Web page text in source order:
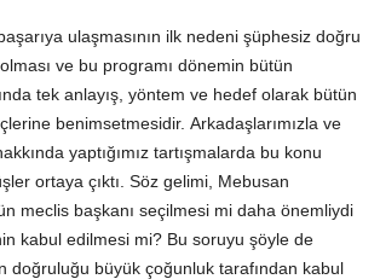
ulaşmasının ilk nedeni şüphesiz doğru
ve bu programı dönemin bütün
tek anlayış, yöntem ve hedef olarak bütün
benimsetmesidir. Arkadaşlarımızla ve
yaptığımız tartışmalarda bu konu
ortaya çıktı. Söz gelimi, Mebusan
meclis başkanı seçilmesi mi daha önemliydi
kabul edilmesi mi? Bu soruyu şöyle de
doğruluğu büyük çoğunluk tarafından kabul